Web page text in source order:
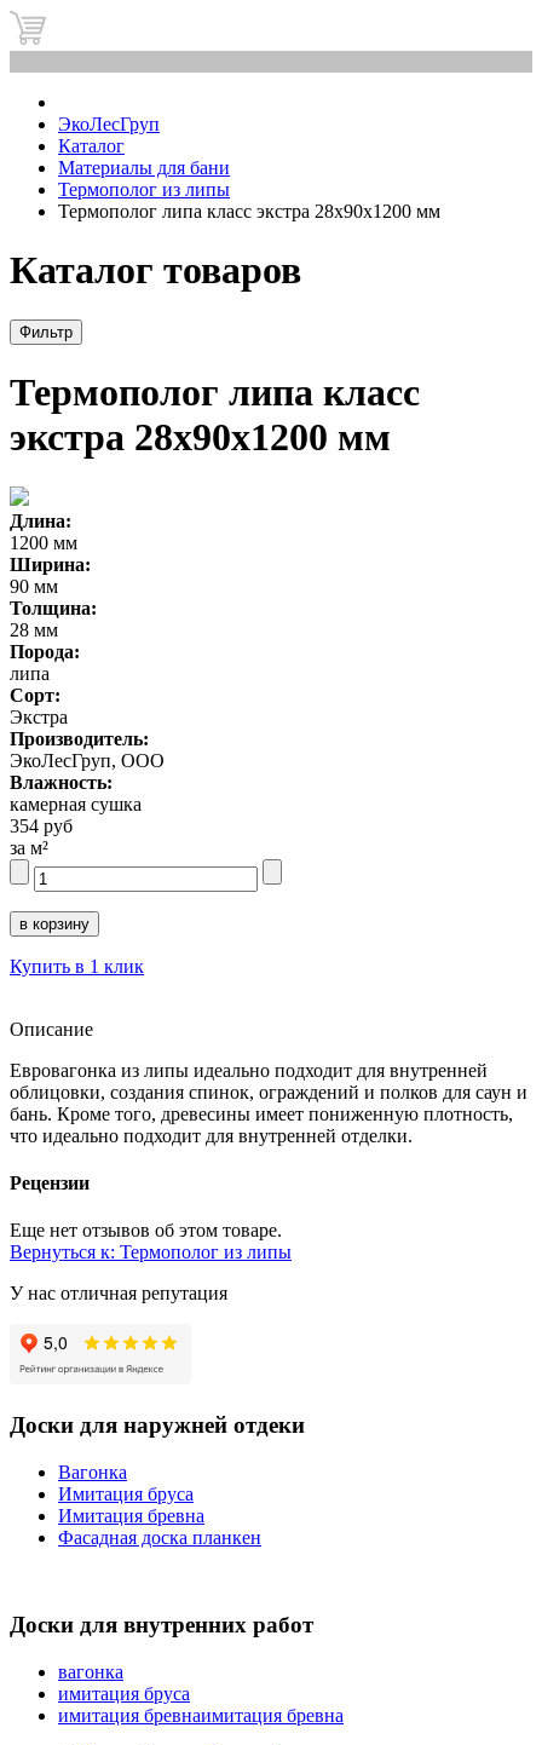
ЭкоЛесГруп
Каталог
Материалы для бани
Термополог из липы
Термополог липа класс экстра 28x90x1200 мм
Каталог товаров
Фильтр
Термополог липа класс
экстра 28x90x1200 мм
Длина:
1200 мм
Ширина:
90 мм
Толщина:
28 мм
Порода:
липа
Сорт:
Экстра
Производитель:
ЭкоЛесГруп, ООО
Влажность:
камерная сушка
354 руб
за м²
Купить в 1 клик
Описание
Евровагонка из липы идеально подходит для внутренней
облицовки, создания спинок, ограждений и полков для саун и
бань. Кроме того, древесины имеет пониженную плотность,
что идеально подходит для внутренней отделки.
Рецензии
Еще нет отзывов об этом товаре.
Вернуться к: Термополог из липы
У нас отличная репутация
Доски для наружней отдеки
Вагонка
Имитация бруса
Имитация бревна
Фасадная доска планкен
Доски для внутренних работ
вагонка
имитация бруса
имитация бревнаимитация бревна